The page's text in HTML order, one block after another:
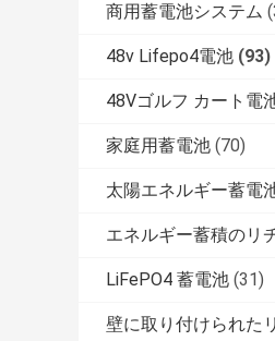
商用蓄電池システム
48v Lifepo4電池 (93)
48Vゴルフ カート電
家庭用蓄電池 (70)
太陽エネルギー蓄電
エネルギー蓄積のリ
LiFePO4 蓄電池 (31)
壁に取り付けられた